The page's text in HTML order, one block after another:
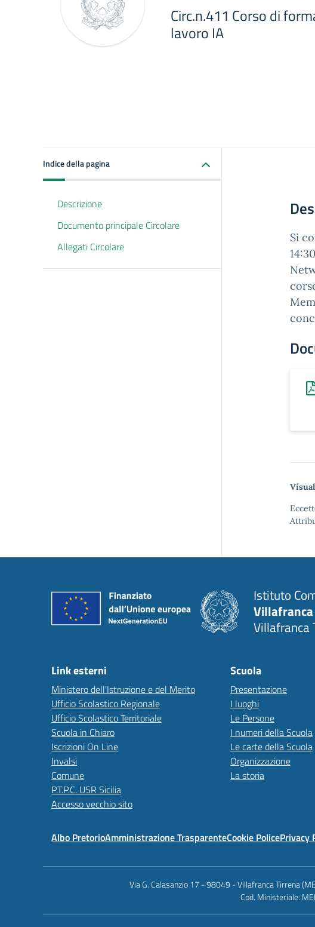
Circ.n.411 Corso di
lavoro IA
Indice della pagina
Descrizione
Documento principale Circolare
Allegati Circolare
Si
Istituto
Villafranca
Link esterni
Ministero dell'Istruzione e del Merito
Ufficio Scolastico Regionale
Ufficio Scolastico Territoriale
Scuola in Chiaro
Iscrizioni On Line
Invalsi
Comune
P.T.P.C. USR Sicilia
Accesso vecchio sito
Scuola
Presentazione
I luoghi
Le Persone
I numeri della Scuola
Le carte della Scuola
Organizzazione
La storia
Albo PretorioAmministrazione TrasparenteCookie PolicePrivacy
Via G. Calasanzio 17 - 98049 - Villafranca Tirrena
Cod. Ministeriale: